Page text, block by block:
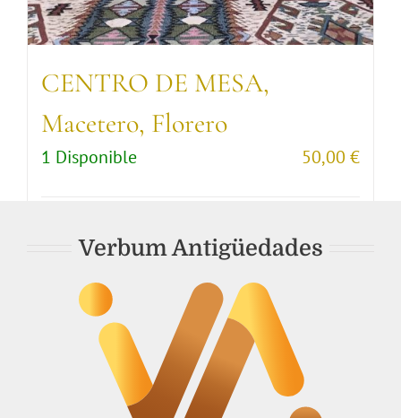
CENTRO DE MESA,
Macetero, Florero
1 Disponible 50,00 €
Verbum Antigüedades